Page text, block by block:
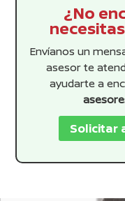
¿No
Envíanos un
asesor te
ayudarte a
Solicitar